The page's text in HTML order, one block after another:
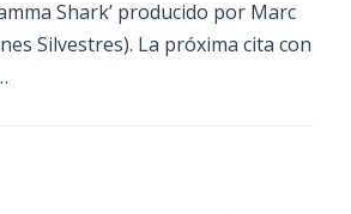
Shark’ producido por Marc
Silvestres). La próxima cita con